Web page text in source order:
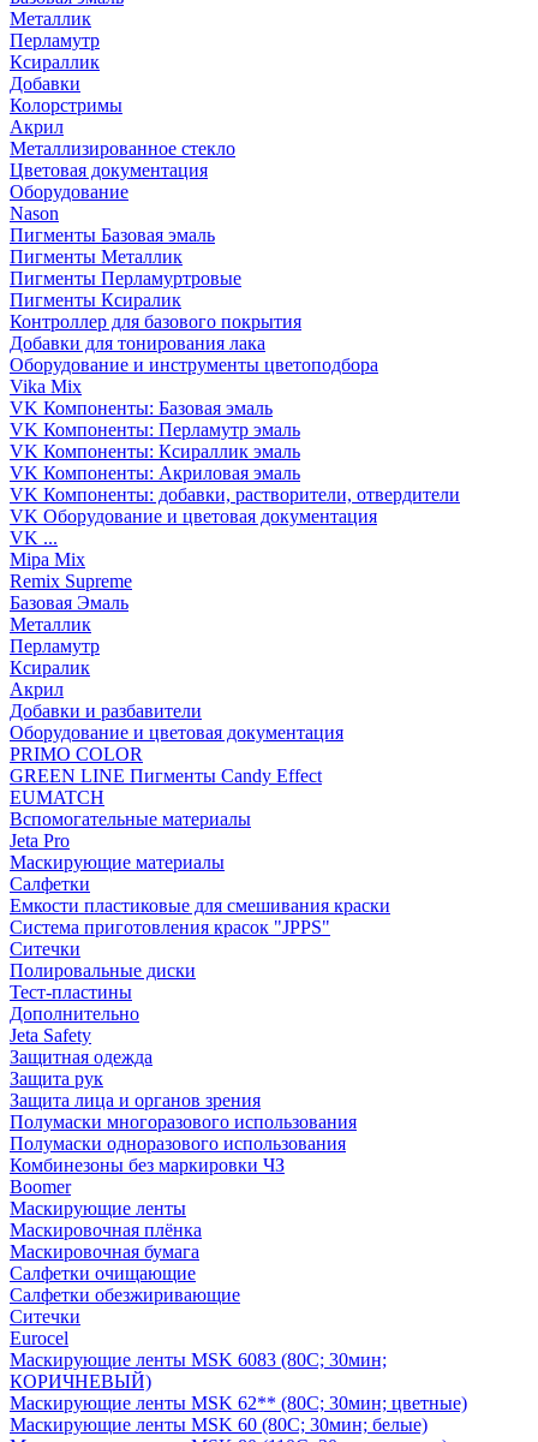
Металлик
Перламутр
Ксираллик
Добавки
Колорстримы
Акрил
Металлизированное стекло
Цветовая документация
Оборудование
Nason
Пигменты Базовая эмаль
Пигменты Металлик
Пигменты Перламуртровые
Пигменты Ксиралик
Контроллер для базового покрытия
Добавки для тонирования лака
Оборудование и инструменты цветоподбора
Vika Mix
VK Компоненты: Базовая эмаль
VK Компоненты: Перламутр эмаль
VK Компоненты: Ксираллик эмаль
VK Компоненты: Акриловая эмаль
VK Компоненты: добавки, растворители, отвердители
VK Оборудование и цветовая документация
VK ...
Mipa Mix
Remix Supreme
Базовая Эмаль
Металлик
Перламутр
Ксиралик
Акрил
Добавки и разбавители
Оборудование и цветовая документация
PRIMO COLOR
GREEN LINE Пигменты Candy Effect
EUMATCH
Вспомогательные материалы
Jeta Pro
Маскирующие материалы
Салфетки
Емкости пластиковые для смешивания краски
Система приготовления красок "JPPS"
Ситечки
Полировальные диски
Тест-пластины
Дополнительно
Jeta Safety
Защитная одежда
Защита рук
Защита лица и органов зрения
Полумаски многоразового использования
Полумаски одноразового использования
Комбинезоны без маркировки ЧЗ
Boomer
Маскирующие ленты
Маскировочная плёнка
Маскировочная бумага
Салфетки очищающие
Салфетки обезжиривающие
Ситечки
Euroсel
Маскирующие ленты MSK 6083 (80С; 30мин;
КОРИЧНЕВЫЙ)
Маскирующие ленты MSK 62** (80С; 30мин; цветные)
Маскирующие ленты MSK 60 (80С; 30мин; белые)